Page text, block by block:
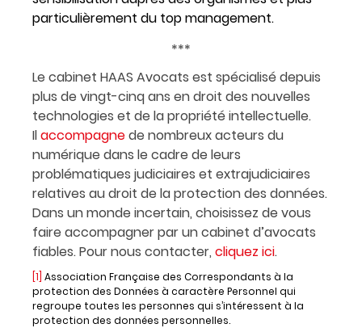
particulièrement du top management.
***
Le cabinet HAAS Avocats est spécialisé depuis
plus de vingt-cinq ans en droit des nouvelles
technologies et de la propriété intellectuelle.
Ilaccompagnede nombreux acteurs du
numérique dans le cadre de leurs
problématiques judiciaires et extrajudiciaires
relatives au droit de la protection des données.
Dans un monde incertain, choisissez de vous
faire accompagner par un cabinet d’avocats
fiables. Pour nous contacter, cliquez ici.
[1] Association Française des Correspondants à la
protection des Données à caractère Personnel qui
regroupe toutes les personnes qui s’intéressent à la
protection des données personnelles.